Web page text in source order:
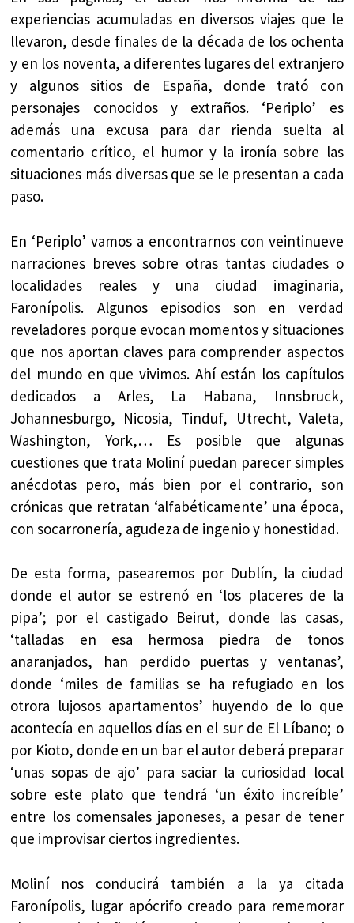
experiencias acumuladas en diversos viajes que le
llevaron, desde finales de la década de los ochenta
y en los noventa, a diferentes lugares del extranjero
y algunos sitios de España, donde trató con
personajes conocidos y extraños. ‘Periplo’ es
además una excusa para dar rienda suelta al
comentario crítico, el humor y la ironía sobre las
situaciones más diversas que se le presentan a cada
paso.
En ‘Periplo’ vamos a encontrarnos con veintinueve
narraciones breves sobre otras tantas ciudades o
localidades reales y una ciudad imaginaria,
Faronípolis. Algunos episodios son en verdad
reveladores porque evocan momentos y situaciones
que nos aportan claves para comprender aspectos
del mundo en que vivimos. Ahí están los capítulos
dedicados a Arles, La Habana, Innsbruck,
Johannesburgo, Nicosia, Tinduf, Utrecht, Valeta,
Washington, York,… Es posible que algunas
cuestiones que trata Moliní puedan parecer simples
anécdotas pero, más bien por el contrario, son
crónicas que retratan ‘alfabéticamente’ una época,
con socarronería, agudeza de ingenio y honestidad.
De esta forma, pasearemos por Dublín, la ciudad
donde el autor se estrenó en ‘los placeres de la
pipa’; por el castigado Beirut, donde las casas,
‘talladas en esa hermosa piedra de tonos
anaranjados, han perdido puertas y ventanas’,
donde ‘miles de familias se ha refugiado en los
otrora lujosos apartamentos’ huyendo de lo que
acontecía en aquellos días en el sur de El Líbano; o
por Kioto, donde en un bar el autor deberá preparar
‘unas sopas de ajo’ para saciar la curiosidad local
sobre este plato que tendrá ‘un éxito increíble’
entre los comensales japoneses, a pesar de tener
que improvisar ciertos ingredientes.
Moliní nos conducirá también a la ya citada
Faronípolis, lugar apócrifo creado para rememorar